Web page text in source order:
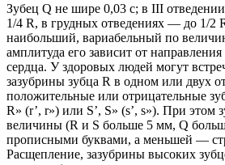
Зубец Q не шире 0,03 с; в III
1/4 R, в грудных отведениях — до 1/2
наибольший, вариабельный по
амплитуда его зависит от
сердца. У здоровых людей могут
зазубрины зубца R в одном или двух
положительные или отрицательные
R» (r’, r») или S’, S» (s’, s»). При этом
величины (R и S больше 5 мм, Q
прописными буквами, а меньшей —
Расщепление, зазубрины высоких